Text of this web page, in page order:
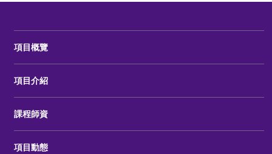
項目概覽
項目介紹
課程師資
項目動態